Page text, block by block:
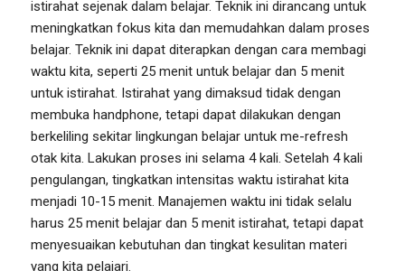
istirahat sejenak dalam belajar. Teknik ini dirancang untuk
meningkatkan fokus kita dan memudahkan dalam proses
belajar. Teknik ini dapat diterapkan dengan cara membagi
waktu kita, seperti 25 menit untuk belajar dan 5 menit
untuk istirahat. Istirahat yang dimaksud tidak dengan
membuka handphone, tetapi dapat dilakukan dengan
berkeliling sekitar lingkungan belajar untuk me-refresh
otak kita. Lakukan proses ini selama 4 kali. Setelah 4 kali
pengulangan, tingkatkan intensitas waktu istirahat kita
menjadi 10-15 menit. Manajemen waktu ini tidak selalu
harus 25 menit belajar dan 5 menit istirahat, tetapi dapat
menyesuaikan kebutuhan dan tingkat kesulitan materi
yang kita pelajari.